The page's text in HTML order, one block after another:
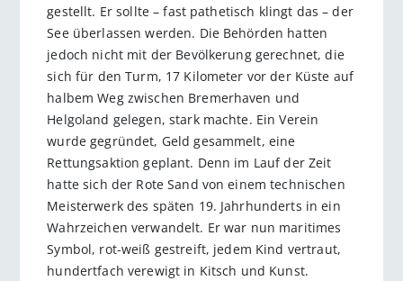
gestellt. Er sollte – fast pathetisch klingt das – der
See überlassen werden. Die Behörden hatten
jedoch nicht mit der Bevölkerung gerechnet, die
sich für den Turm, 17 Kilometer vor der Küste auf
halbem Weg zwischen Bremerhaven und
Helgoland gelegen, stark machte. Ein Verein
wurde gegründet, Geld gesammelt, eine
Rettungsaktion geplant. Denn im Lauf der Zeit
hatte sich der Rote Sand von einem technischen
Meisterwerk des späten 19. Jahrhunderts in ein
Wahrzeichen verwandelt. Er war nun maritimes
Symbol, rot-weiß gestreift, jedem Kind vertraut,
hundertfach verewigt in Kitsch und Kunst.